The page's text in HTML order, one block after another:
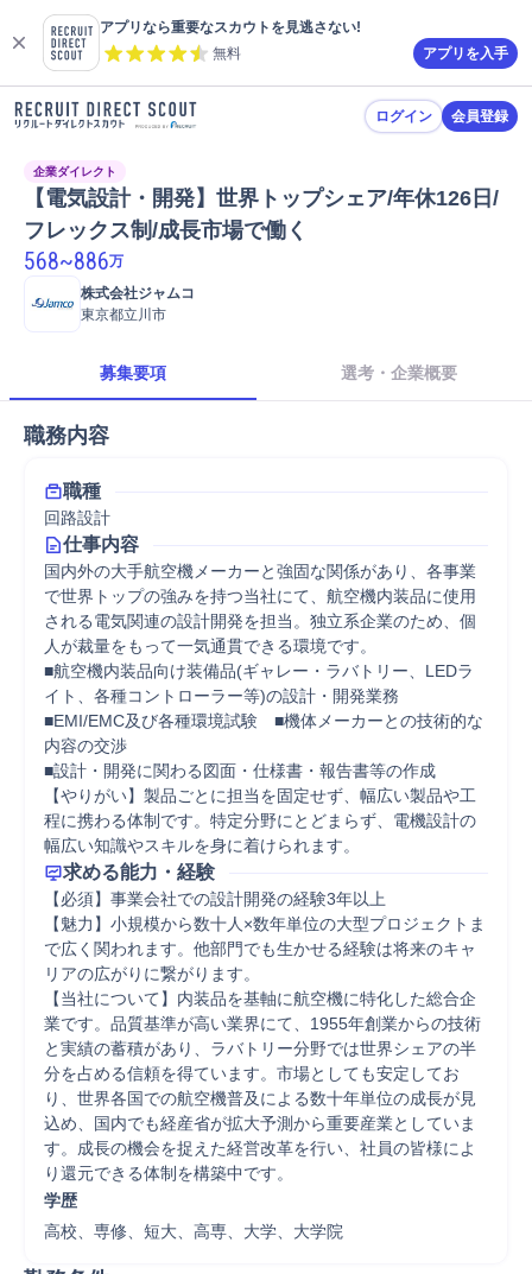
アプリなら重要なスカウトを見逃さない!
無料
アプリを入手
ログイン 会員登録
企業ダイレクト
【電気設計・開発】世界トップシェア/年休126日/
フレックス制/成長市場で働く
568~886万
株式会社ジャムコ
東京都立川市
募集要項 選考・企業概要
職務内容
職種
回路設計
仕事内容
国内外の大手航空機メーカーと強固な関係があり、各事業
で世界トップの強みを持つ当社にて、航空機内装品に使用
される電気関連の設計開発を担当。独立系企業のため、個
人が裁量をもって一気通貫できる環境です。
■航空機内装品向け装備品(ギャレー・ラバトリー、LEDラ
イト、各種コントローラー等)の設計・開発業務
■EMI/EMC及び各種環境試験　■機体メーカーとの技術的な
内容の交渉
■設計・開発に関わる図面・仕様書・報告書等の作成
【やりがい】製品ごとに担当を固定せず、幅広い製品や工
程に携わる体制です。特定分野にとどまらず、電機設計の
幅広い知識やスキルを身に着けられます。
求める能力・経験
【必須】事業会社での設計開発の経験3年以上
【魅力】小規模から数十人×数年単位の大型プロジェクトま
で広く関われます。他部門でも生かせる経験は将来のキャ
リアの広がりに繋がります。
【当社について】内装品を基軸に航空機に特化した総合企
業です。品質基準が高い業界にて、1955年創業からの技術
と実績の蓄積があり、ラバトリー分野では世界シェアの半
分を占める信頼を得ています。市場としても安定してお
り、世界各国での航空機普及による数十年単位の成長が見
込め、国内でも経産省が拡大予測から重要産業としていま
す。成長の機会を捉えた経営改革を行い、社員の皆様によ
り還元できる体制を構築中です。
学歴
高校、専修、短大、高専、大学、大学院